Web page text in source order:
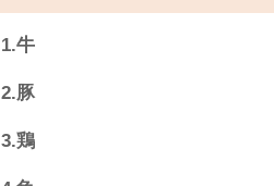
1.牛
2.豚
3.鶏